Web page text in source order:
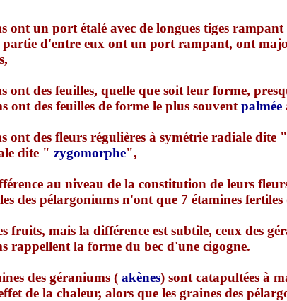
ont un port étalé avec de longues tiges
partie d'entre eux ont un port rampant, ont
ont des feuilles, quelle que soit leur forme,
ont des feuilles de forme le plus souventpalmée
ont des fleurs régulières à symétrie radiale dite "
dite " zygomorphe",
au niveau de la constitution de leurs
des pélargoniums n'ont que 7 étamines
fruits, mais la différence est subtile, ceux des
rappellent la forme du bec d'une cigogne.
des géraniums ( akènes) sont catapultées à
de la chaleur, alors que les graines des